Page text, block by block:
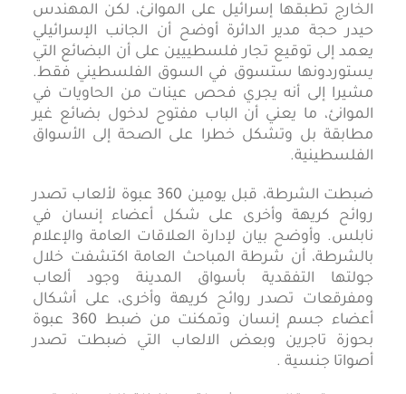
الخارج تطبقها إسرائيل على الموانئ، لكن المهندس
حيدر حجة مدير الدائرة أوضح أن الجانب الإسرائيلي
يعمد إلى توقيع تجار فلسطييين على أن البضائع التي
يستوردونها ستسوق في السوق الفلسطيني فقط.
مشيرا إلى أنه يجري فحص عينات من الحاويات في
الموانئ، ما يعني أن الباب مفتوح لدخول بضائع غير
مطابقة بل وتشكل خطرا على الصحة إلى الأسواق
الفلسطينية.
ضبطت الشرطة، قبل يومين 360 عبوة لألعاب تصدر
روائح كريهة وأخرى على شكل أعضاء إنسان في
نابلس. وأوضح بيان لإدارة العلاقات العامة والإعلام
بالشرطة، أن شرطة المباحث العامة اكتشفت خلال
جولتها التفقدية بأسواق المدينة وجود ألعاب
ومفرقعات تصدر روائح كريهة وأخرى، على أشكال
أعضاء جسم إنسان وتمكنت من ضبط 360 عبوة
بحوزة تاجرين وبعض الالعاب التي ضبطت تصدر
أصواتا جنسية .